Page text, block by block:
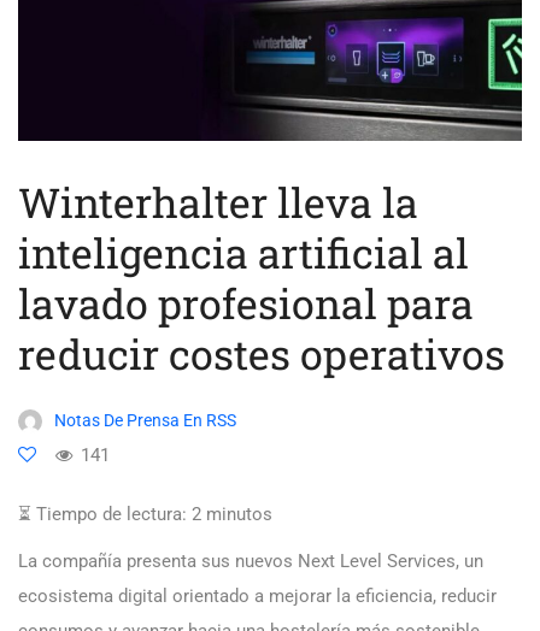
Winterhalter lleva la
inteligencia artificial al
lavado profesional para
reducir costes operativos
Notas De Prensa En RSS
141
⏳ Tiempo de lectura: 2 minutos
La compañía presenta sus nuevos Next Level Services, un
ecosistema digital orientado a mejorar la eficiencia, reducir